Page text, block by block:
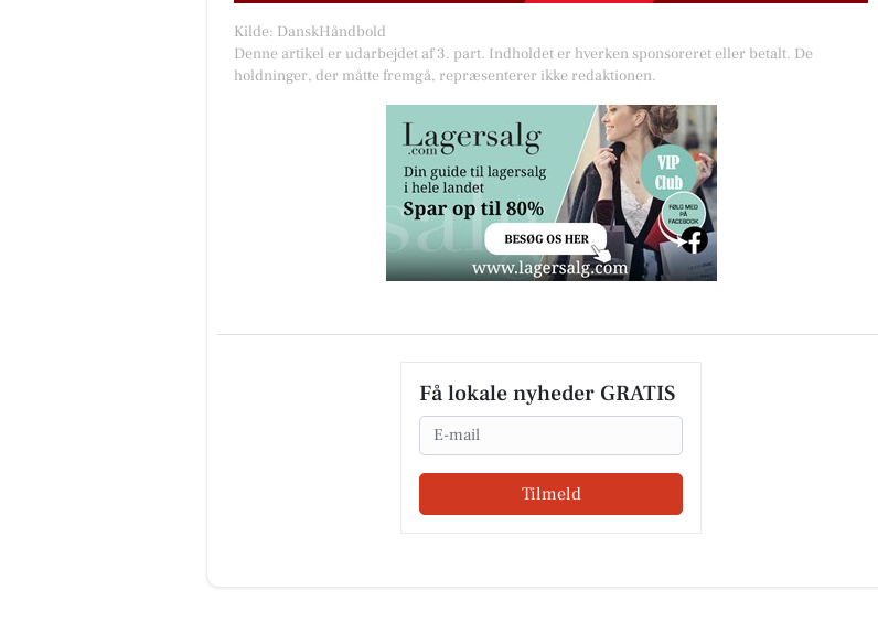
Kilde: DanskHåndbold
Denne artikel er udarbejdet af 3. part. Indholdet er hverken sponsoreret eller betalt. De
holdninger, der måtte fremgå, repræsenterer ikke redaktionen.
Få lokale nyheder GRATIS
Email
Tilmeld